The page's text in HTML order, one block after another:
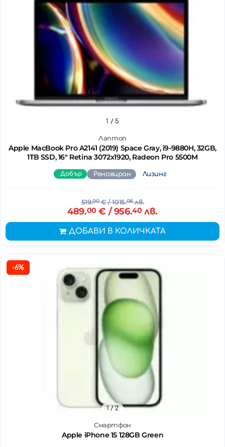
Лаптоп
Apple MacBook Pro A2141 (2019) Space Gray, i9-9880H, 32GB,
1TB SSD, 16" Retina 3072x1920, Radeon Pro 5500M
1 / 5
Добър Реновиран Лизинг
519.00€/ 1015.08лв.
489.00€ / 956.40лв.
ДОБАВИ В КОЛИЧКАТА
-6%
Смартфон
Apple iPhone 15 128GB Green
1/ 2